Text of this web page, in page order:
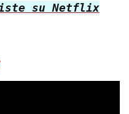
su Netflix